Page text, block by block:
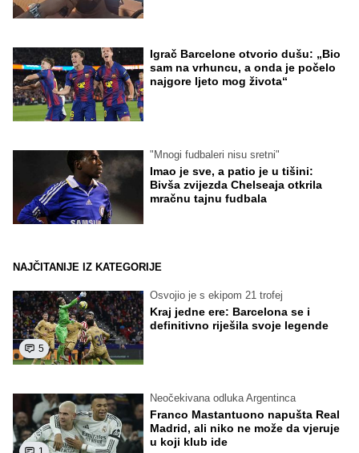
Igrač Barcelone otvorio dušu: „Bio
sam na vrhuncu, a onda je počelo
najgore ljeto mog života“
"Mnogi fudbaleri nisu sretni"
Imao je sve, a patio je u tišini:
Bivša zvijezda Chelseaja otkrila
mračnu tajnu fudbala
NAJČITANIJE IZ KATEGORIJE
5
Osvojio je s ekipom 21 trofej
Kraj jedne ere: Barcelona se i
definitivno riješila svoje legende
Neočekivana odluka Argentinca
Franco Mastantuono napušta Real
Madrid, ali niko ne može da vjeruje
u koji klub ide